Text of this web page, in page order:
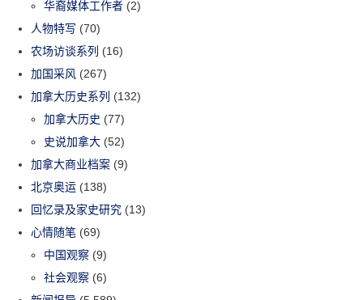
华裔媒体工作者 (2)
人物特写 (70)
农场访谈系列 (16)
加国采风 (267)
加拿大历史系列 (132)
加拿大历史 (77)
史说加拿大 (52)
加拿大商业档案 (9)
北京奥运 (138)
回忆录及家史研究 (13)
心情随笔 (69)
中国观察 (9)
社会观察 (6)